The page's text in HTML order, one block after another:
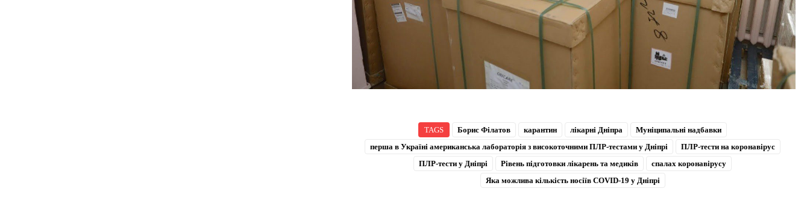
TAGS Борис Філатов карантин лікарні Дніпра
Муніципальні надбавки
перша в Україні американська лабораторія з високоточними ПЛР-тестами у Дніпрі
ПЛР-тести на коронавірус
ПЛР-тести у Дніпрі
Рівень підготовки лікарень та медиків
спалах коронавірусу
Яка можлива кількість носіїв COVID-19 у Дніпрі